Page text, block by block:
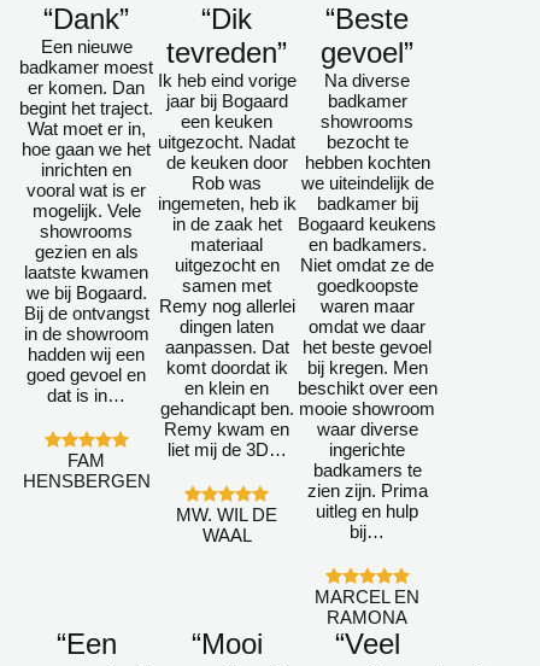
“Dank”
Een nieuwe
badkamer moest
er komen. Dan
begint het traject.
Wat moet er in,
hoe gaan we het
inrichten en
vooral wat is er
mogelijk. Vele
showrooms
gezien en als
laatste kwamen
we bij Bogaard.
Bij de ontvangst
in de showroom
hadden wij een
goed gevoel en
dat is in…
FAM
HENSBERGEN
“Dik
tevreden”
Ik heb eind vorige
jaar bij Bogaard
een keuken
uitgezocht. Nadat
de keuken door
Rob was
ingemeten, heb ik
in de zaak het
materiaal
uitgezocht en
samen met
Remy nog allerlei
dingen laten
aanpassen. Dat
komt doordat ik
en klein en
gehandicapt ben.
Remy kwam en
liet mij de 3D…
MW. WIL DE
WAAL
“Beste
gevoel”
Na diverse
badkamer
showrooms
bezocht te
hebben kochten
we uiteindelijk de
badkamer bij
Bogaard keukens
en badkamers.
Niet omdat ze de
goedkoopste
waren maar
omdat we daar
het beste gevoel
bij kregen. Men
beschikt over een
mooie showroom
waar diverse
ingerichte
badkamers te
zien zijn. Prima
uitleg en hulp
bij…
MARCEL EN
RAMONA
“Een
“Mooi
“Veel